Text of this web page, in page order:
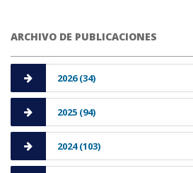
ARCHIVO DE PUBLICACIONES
2026 (34)
2025 (94)
2024 (103)